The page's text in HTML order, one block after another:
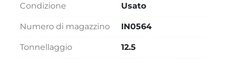
Condizione Usato
Numero di magazzino IN0564
Tonnellaggio 12.5